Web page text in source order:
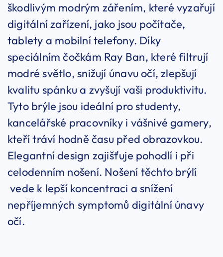
škodlivým modrým zářením, které vyzařují
digitální zařízení, jako jsou počítače,
tablety a mobilní telefony. Díky
speciálním čočkám Ray Ban, které filtrují
modré světlo, snižují únavu očí, zlepšují
kvalitu spánku a zvyšují vaši produktivitu.
Tyto brýle jsou ideální pro studenty,
kancelářské pracovníky i vášnivé gamery,
kteří tráví hodně času před obrazovkou.
Elegantní design zajišťuje pohodlí i při
celodenním nošení. Nošení těchto brýlí
vede k lepší koncentraci a snížení
nepříjemných symptomů digitální únavy
očí.